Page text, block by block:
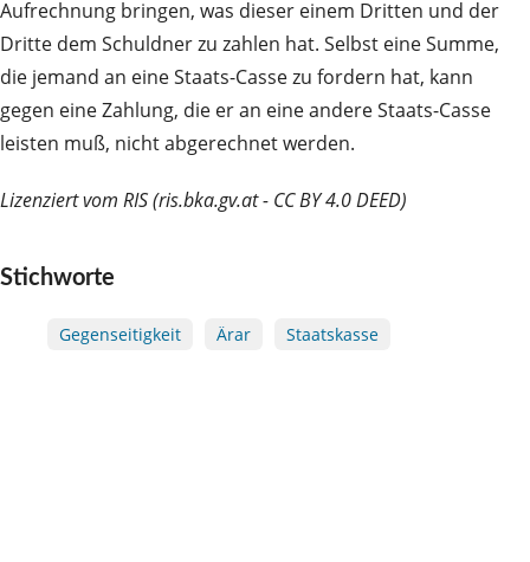
Aufrechnung bringen, was dieser einem Dritten und der
Dritte dem Schuldner zu zahlen hat. Selbst eine Summe,
die jemand an eine Staats-Casse zu fordern hat, kann
gegen eine Zahlung, die er an eine andere Staats-Casse
leisten muß, nicht abgerechnet werden.
Lizenziert vom RIS (ris.bka.gv.at - CC BY 4.0 DEED)
Stichworte
Gegenseitigkeit Ärar Staatskasse